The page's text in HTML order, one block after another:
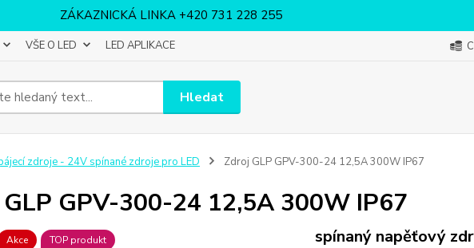
ZÁKAZNICKÁ LINKA +420 731 228 255
VŠE O LED LED APLIKACE
Hledat
zdroje - 24V spínané zdroje pro LED Zdroj GLP GPV-300-24 12,5A 300W IP67
GPV-300-24 12,5A 300W IP67
Akce TOP produkt spínaný napěťový